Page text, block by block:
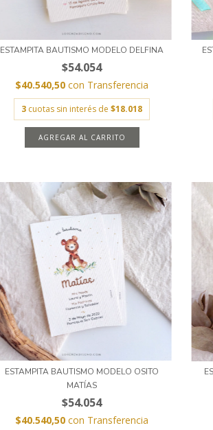
ESTAMPITA BAUTISMO MODELO DELFINA
$54.054
$40.540,50con Transferencia
3 cuotas sin interés de$18.018
AGREGAR AL CARRITO
ESTAMPITA BAUTISMO MODELO OSITO
MATÍAS
$54.054
$40.540,50con Transferencia